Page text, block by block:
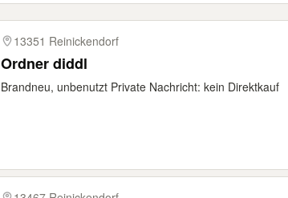
13351 Reinickendorf
Ordner diddl
Brandneu, unbenutzt Private Nachricht: kein Direktkauf